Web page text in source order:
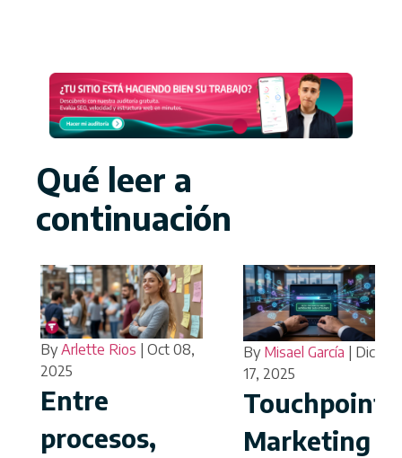
Qué leer a
continuación
By Arlette Rios | Oct 08,
2025
Entre
procesos,
By Misael García
Dic
17, 2025
Touchpoint
Marketing